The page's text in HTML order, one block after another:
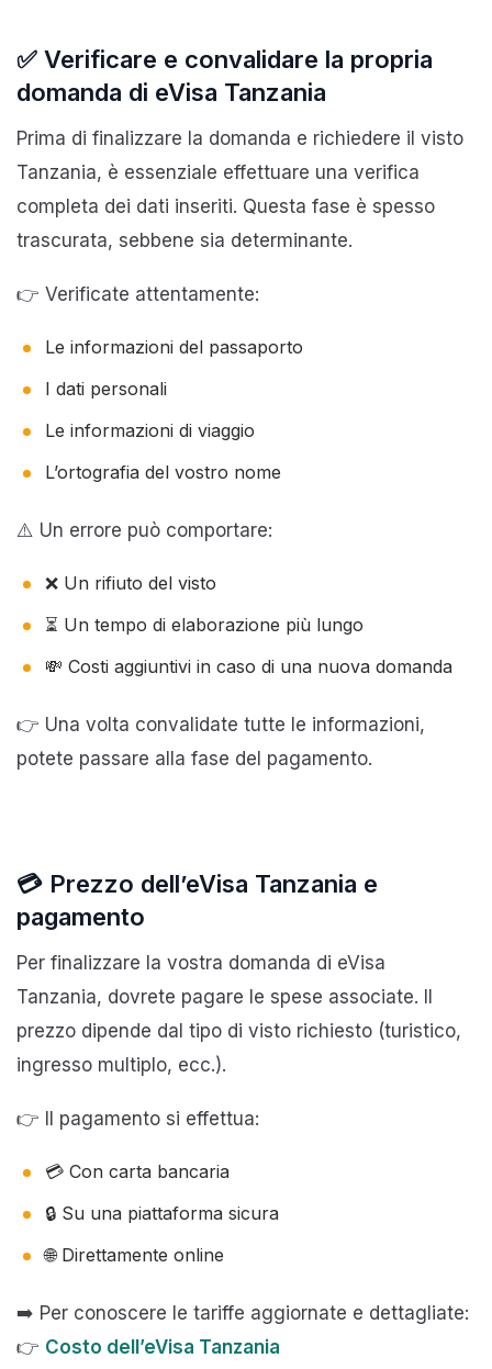
✅ Verificare e convalidare la propria
domanda di eVisa Tanzania
Prima di finalizzare la domanda e richiedere il visto
Tanzania, è essenziale effettuare una verifica
completa dei dati inseriti. Questa fase è spesso
trascurata, sebbene sia determinante.
👉 Verificate attentamente:
Le informazioni del passaporto
I dati personali
Le informazioni di viaggio
L’ortografia del vostro nome
⚠️ Un errore può comportare:
❌ Un rifiuto del visto
⏳ Un tempo di elaborazione più lungo
💸 Costi aggiuntivi in caso di una nuova domanda
👉 Una volta convalidate tutte le informazioni,
potete passare alla fase del pagamento.
💳 Prezzo dell’eVisa Tanzania e
pagamento
Per finalizzare la vostra domanda di eVisa
Tanzania, dovrete pagare le spese associate. Il
prezzo dipende dal tipo di visto richiesto (turistico,
ingresso multiplo, ecc.).
👉 Il pagamento si effettua:
💳 Con carta bancaria
🔒 Su una piattaforma sicura
🌐 Direttamente online
➡️ Per conoscere le tariffe aggiornate e dettagliate:
👉 Costo dell’eVisa Tanzania